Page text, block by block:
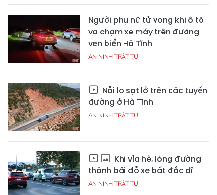
Người phụ nữ tử vong khi ô tô
va chạm xe máy trên đường
ven biển Hà Tĩnh
AN NINH TRẬT TỰ
Nỗi lo sạt lở trên các tuyến
đường ở Hà Tĩnh
AN NINH TRẬT TỰ
Khi vỉa hè, lòng đường
thành bãi đỗ xe bất đắc dĩ
AN NINH TRẬT TỰ